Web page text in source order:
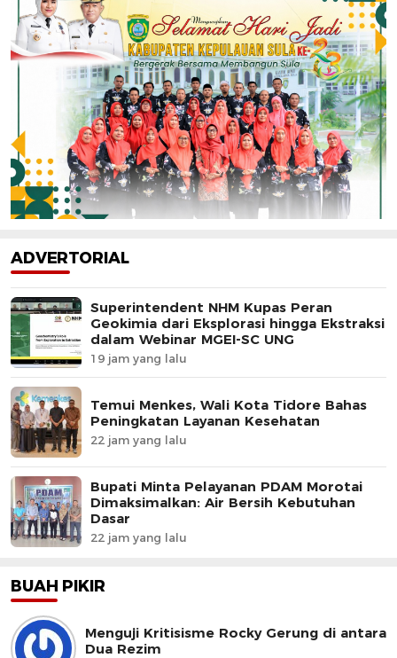
ADVERTORIAL
Superintendent NHM Kupas Peran
Geokimia dari Eksplorasi hingga Ekstraksi
dalam Webinar MGEI-SC UNG
19 jam yang lalu
Temui Menkes, Wali Kota Tidore Bahas
Peningkatan Layanan Kesehatan
22 jam yang lalu
Bupati Minta Pelayanan PDAM Morotai
Dimaksimalkan: Air Bersih Kebutuhan
Dasar
22 jam yang lalu
BUAH PIKIR
Menguji Kritisisme Rocky Gerung di antara
Dua Rezim